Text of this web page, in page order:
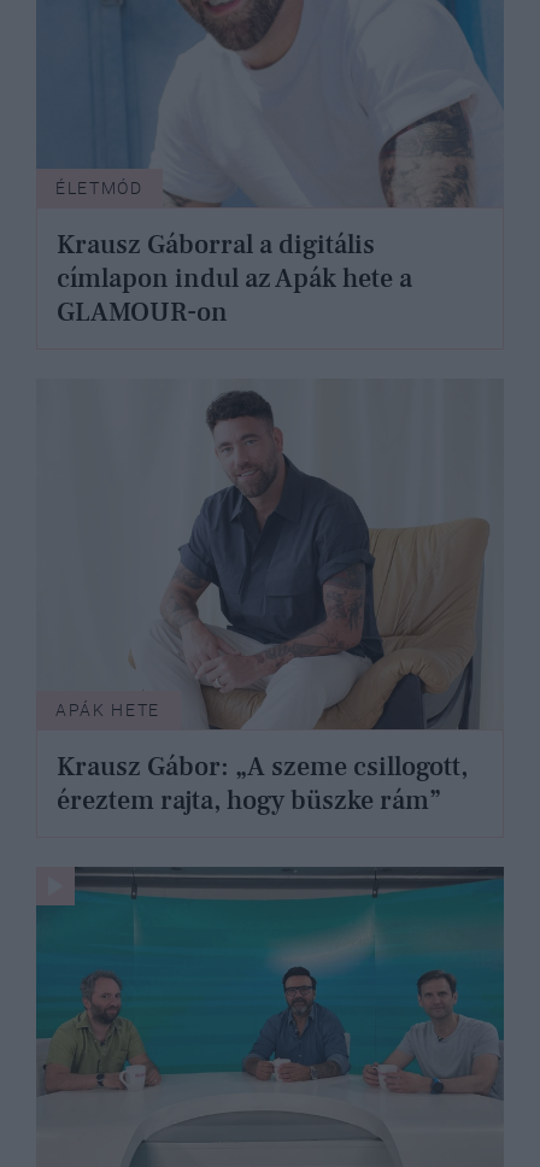
ÉLETMÓD
Krausz Gáborral a digitális
címlapon indul az Apák hete a
GLAMOUR-on
APÁK HETE
Krausz Gábor: „A szeme csillogott,
éreztem rajta, hogy büszke rám”